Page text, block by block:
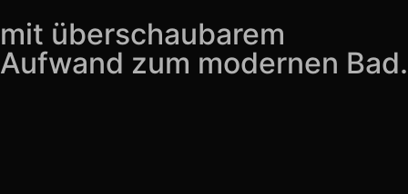
mit überschaubarem
Aufwand zum modernen Bad.